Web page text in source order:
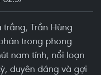
Trần Hùng
trong phong
nam tính, nổi loạn
duyên dáng và gợi